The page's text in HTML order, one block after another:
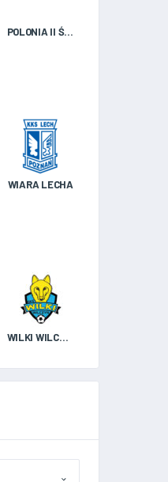
POLONIA II ŚRODA WIELKOPOLSKA
WIARA LECHA
WILKI WILCZYN